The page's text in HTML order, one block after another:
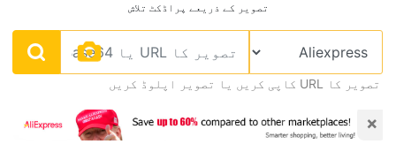
تصویر کے ذریعے پراڈکٹ تلاش
تصویر کا URL کاپی کریں یا تصویر اپلوڈ کریں
×